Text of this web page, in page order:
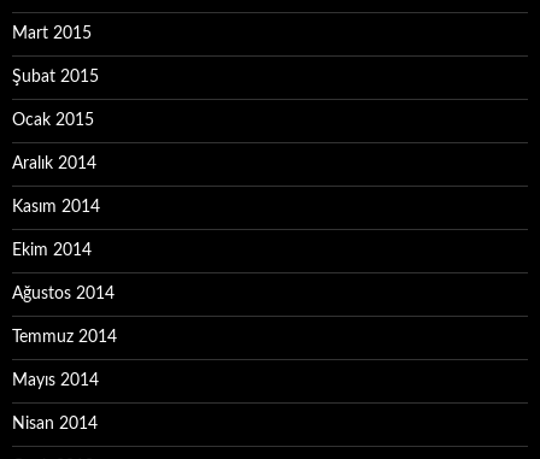
Mart 2015
Şubat 2015
Ocak 2015
Aralık 2014
Kasım 2014
Ekim 2014
Ağustos 2014
Temmuz 2014
Mayıs 2014
Nisan 2014